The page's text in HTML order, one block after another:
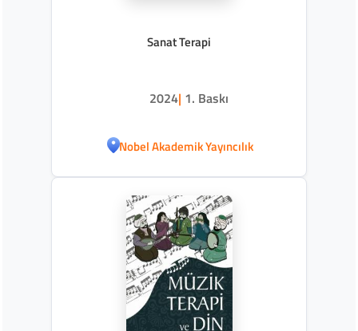
Sanat Terapi
2024| 1. Baskı
Nobel Akademik Yayıncılık